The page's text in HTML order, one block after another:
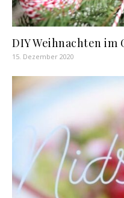
DIY Weihnachten im
15. Dezember 2020